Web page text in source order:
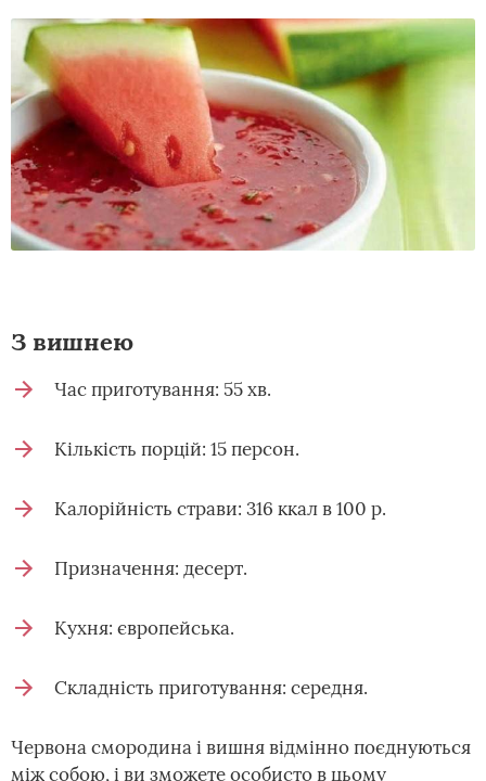
З вишнею
Час приготування: 55 хв.
Кількість порцій: 15 персон.
Калорійність страви: 316 ккал в 100 р.
Призначення: десерт.
Кухня: європейська.
Складність приготування: середня.
Червона смородина і вишня відмінно поєднуються
між собою, і ви зможете особисто в цьому